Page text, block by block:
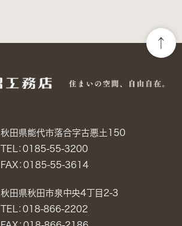
秋田県能代市落合字古悪土150
TEL：0185-55-3200
FAX：0185-55-3614
秋田県秋田市泉中央4丁目2-3
TEL：018-866-2202